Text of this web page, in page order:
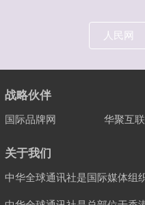
人民网
战略伙伴
国际品牌网 华聚互联
关于我们
中华全球通讯社是国际媒体组